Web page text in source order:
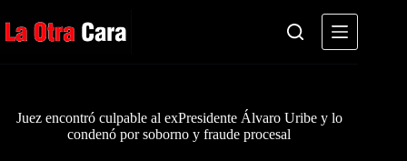
al
contenido
Juez encontró culpable al exPresidente Álvaro Uribe y lo
condenó por soborno y fraude procesal